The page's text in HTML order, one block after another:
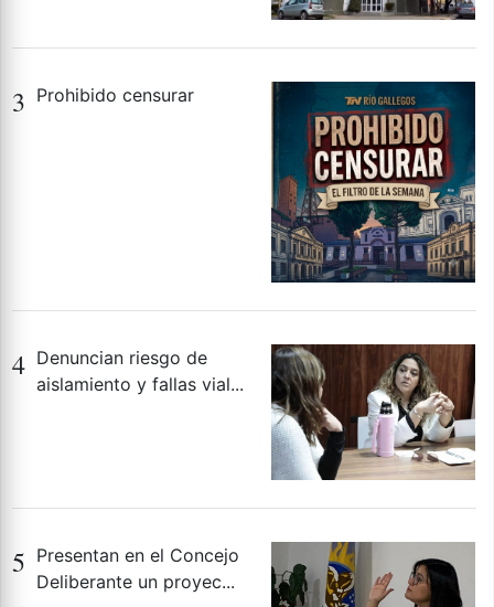
3 Prohibido censurar
4 Denuncian riesgo de
aislamiento y fallas vial...
5 Presentan en el Concejo
Deliberante un proyec...